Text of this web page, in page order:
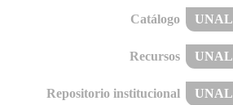
Catálogo UNAL
Recursos UNAL
Repositorio institucional UNAL